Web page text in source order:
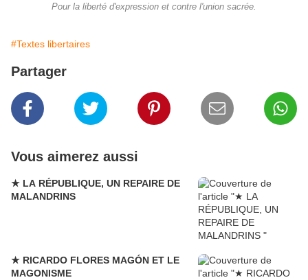
Pour la liberté d'expression et contre l'union sacrée.
#Textes libertaires
Partager
Vous aimerez aussi
★ LA RÉPUBLIQUE, UN REPAIRE DE
MALANDRINS
★ RICARDO FLORES MAGÓN ET LE
MAGONISME